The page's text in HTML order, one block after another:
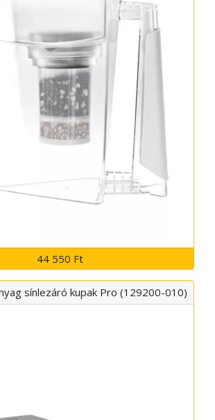
44 550 Ft
sínlezáró kupak Pro (129200-010)